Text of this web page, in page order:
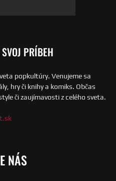
PRÍBEH
popkultúry. Venujeme sa
hry či knihy a komiks. Občas
či zaujímavosti z celého sveta.
NÁS